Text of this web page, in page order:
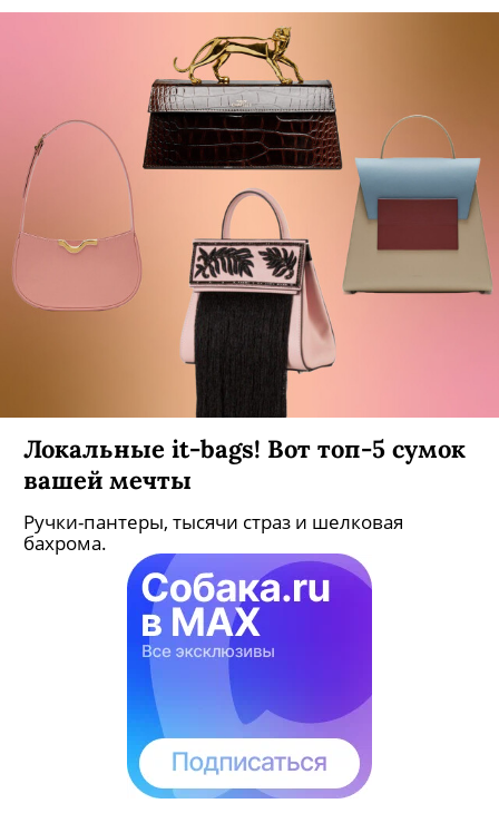
Локальные it-bags! Вот топ-5 сумок
вашей мечты
Ручки-пантеры, тысячи страз и шелковая
бахрома.